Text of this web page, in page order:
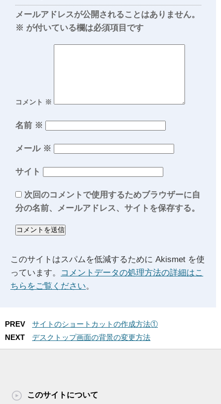
メールアドレスが公開されることはありません。
※ が付いている欄は必須項目です
コメント ※
名前 ※
メール ※
サイト
次回のコメントで使用するためブラウザーに自
分の名前、メールアドレス、サイトを保存する。
このサイトはスパムを低減するために Akismet を使
っています。
コメントデータの処理方法の詳細はこ
ちらをご覧ください。
PREV
サイトのショートカットの作成方法①
NEXT
デスクトップ画面の背景の変更方法
このサイトについて